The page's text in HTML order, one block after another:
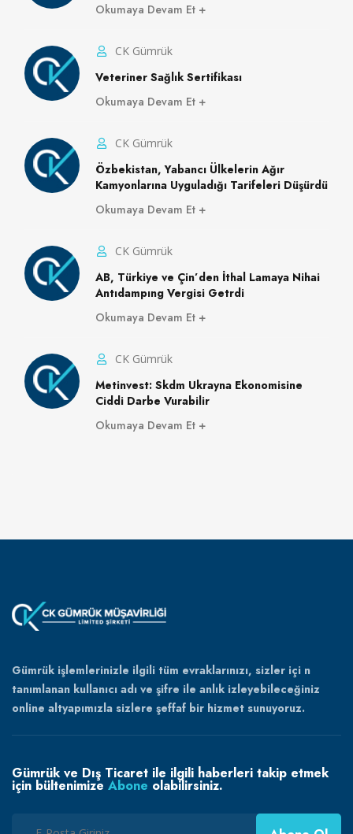
Okumaya Devam Et
CK Gümrük
Veteriner Sağlık Sertifikası
Okumaya Devam Et
CK Gümrük
Özbekistan, Yabancı Ülkelerin Ağır
Kamyonlarına Uyguladığı Tarifeleri Düşürdü
Okumaya Devam Et
CK Gümrük
AB, Türkiye ve Çin’den İthal Lamaya Nihai
Antıdampıng Vergisi Getrdi
Okumaya Devam Et
CK Gümrük
Metinvest: Skdm Ukrayna Ekonomisine
Ciddi Darbe Vurabilir
Okumaya Devam Et
Gümrük işlemlerinizle ilgili tüm evraklarınızı, sizler içi n
tanımlanan kullanıcı adı ve şifre ile anlık izleyebileceğiniz
online altyapımızla sizlere şeffaf bir hizmet sunuyoruz.
Gümrük ve Dış Ticaret ile ilgili haberleri takip etmek
için bültenimize Abone olabilirsiniz.